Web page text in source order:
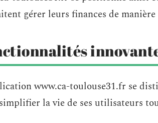
gérer leurs finances de
www.ca-toulouse31.fr se
la vie de ses utilisateurs